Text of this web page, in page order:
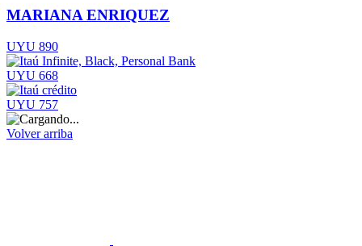
MARIANA ENRIQUEZ
UYU 890
UYU 668
UYU 757
Volver arriba